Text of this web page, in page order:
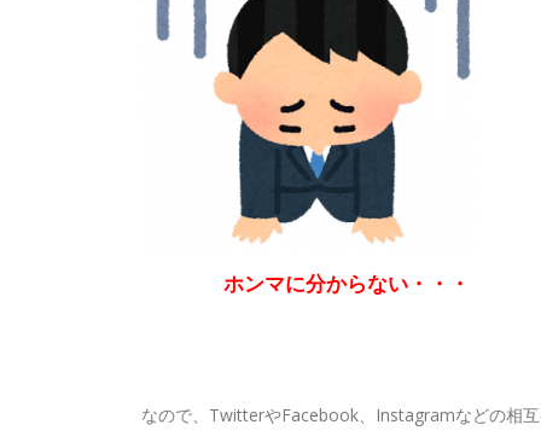
ホンマに分からない・・・
なので、TwitterやFacebook、Instagramなどの相互